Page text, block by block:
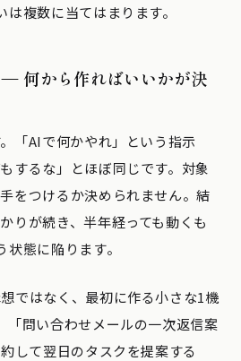
複数に当てはまります。
何から作ればいいかが決
「AIで何かやれ」という指示
するな」とほぼ同じです。対象
をつけるか決められません。結
りが続き、半年経っても動くも
態に陥ります。
ではなく、最初に作る小さな1機
「問い合わせメールの一次返信案
して翌日のタスクを提案する